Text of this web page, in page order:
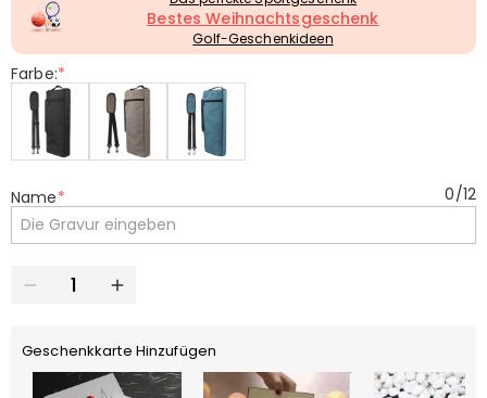
Bestes Weihnachtsgeschenk
Golf-Geschenkideen
Farbe:*
Name* 0/12
Geschenkkarte Hinzufügen